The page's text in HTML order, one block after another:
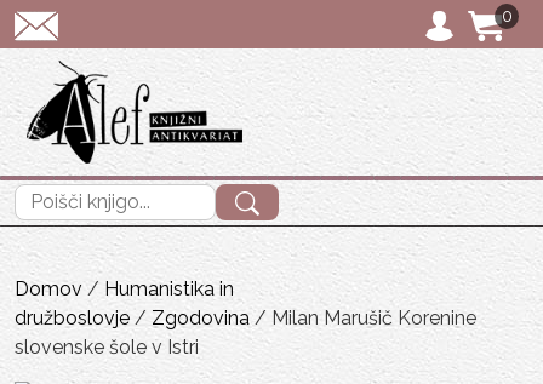
POŠTNINA:0
Išči:
Domov / Humanistika in
družboslovje / Zgodovina / Milan Marušič Korenine
slovenske šole v Istri